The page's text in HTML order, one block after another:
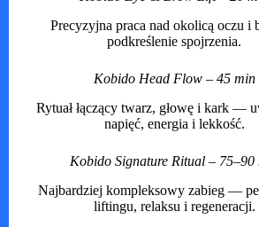
Precyzyjna praca nad okolicą oczu
podkreślenie spojrzenia.
Kobido Head Flow – 45 min
Rytuał łączący twarz, głowę i kark —
napięć, energia i lekkość.
Kobido Signature Ritual – 75–90
Najbardziej kompleksowy zabieg —
liftingu, relaksu i regeneracji.